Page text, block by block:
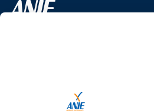
20158, Milano